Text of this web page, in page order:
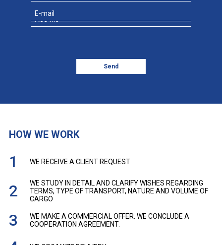
Add file
Send
HOW WE WORK
WE RECEIVE A CLIENT REQUEST
WE STUDY IN DETAIL AND CLARIFY WISHES REGARDING
TERMS, TYPE OF TRANSPORT, NATURE AND VOLUME OF
CARGO
WE MAKE A COMMERCIAL OFFER. WE CONCLUDE A
COOPERATION AGREEMENT.